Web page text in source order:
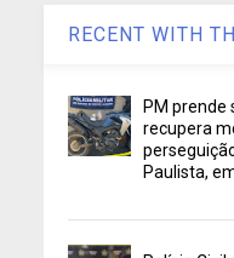
RECENT WITH
PM prende
recupera
Paulista,